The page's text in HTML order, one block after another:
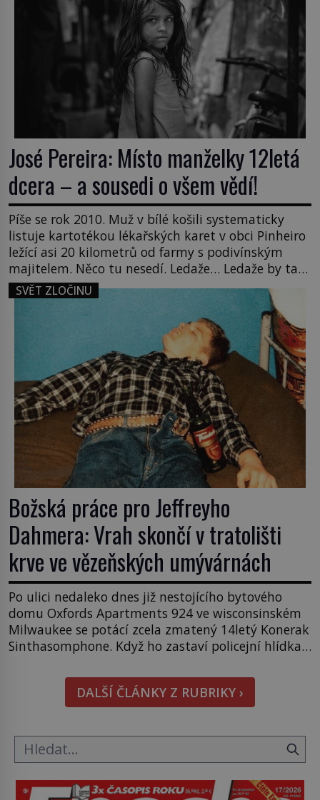
José Pereira: Místo manželky 12letá
dcera – a sousedi o všem vědí!
Píše se rok 2010. Muž v bílé košili systematicky
listuje kartotékou lékařských karet v obci Pinheiro
ležící asi 20 kilometrů od farmy s podivínským
majitelem. Něco tu nesedí. Ledaže… Ledaže by ta
mladá dívka z farmy byla ne manželkou, ale
dcerou – a všechny ty děti byly zplozené v incestu.
Na sociálním odboru jednoho z […]
SVĚT ZLOČINU
Božská práce pro Jeffreyho
Dahmera: Vrah skončí v tratolišti
krve ve vězeňských umývárnách
Po ulici nedaleko dnes již nestojícího bytového
domu Oxfords Apartments 924 ve wisconsinském
Milwaukee se potácí zcela zmatený 14letý Konerak
Sinthasomphone. Když ho zastaví policejní hlídka,
Strážníci ho dopraví zpět do udaného bytu. Oním
„kamarádem“ je ovšem jeden z nejslavnějších
vrahů, Jeffrey Dahmer (1960–1994). Je 27. května
DALŠÍ ČLÁNKY Z RUBRIKY ›